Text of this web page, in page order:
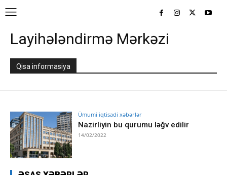
Layihələndirmə Mərkəzi
Qisa informasiya
Ümumi iqtisadi xəbərlər
Nazirliyin bu qurumu ləğv edilir
14/02/2022